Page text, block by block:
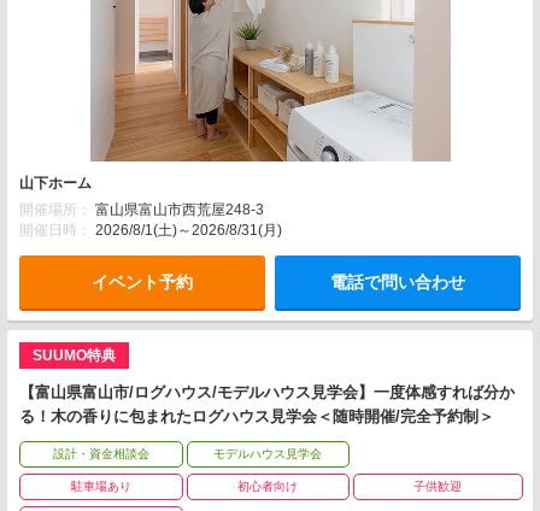
山下ホーム
開催場所： 富山県富山市西荒屋248-3
開催日時： 2026/8/1(土)～2026/8/31(月)
イベント予約 電話で問い合わせ
SUUMO特典
【富山県富山市/ログハウス/モデルハウス見学会】一度体感すれば分か
る！木の香りに包まれたログハウス見学会＜随時開催/完全予約制＞
設計・資金相談会 モデルハウス見学会
駐車場あり 初心者向け 子供歓迎